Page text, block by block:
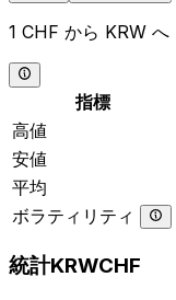
1 CHF から KRW へ
指標
高値
安値
平均
ボラティリティ
統計KRWCHF